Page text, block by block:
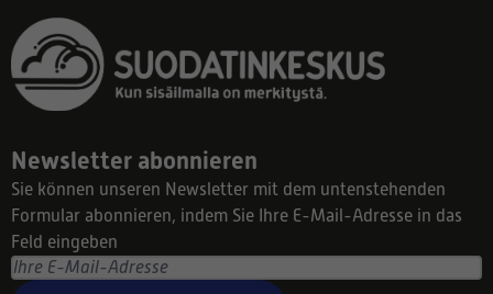
Newsletter abonnieren
Sie können unseren Newsletter mit dem untenstehenden
Formular abonnieren, indem Sie Ihre E-Mail-Adresse in das
Feld eingeben